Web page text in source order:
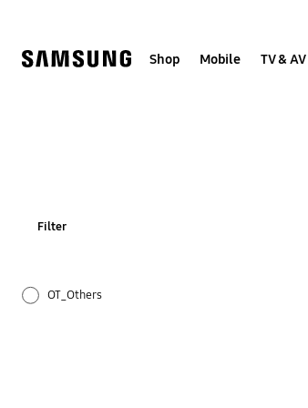
Shop Mobile TV & AV
Filter
OT_Others